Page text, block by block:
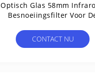
Optisch Glas 58mm
Besnoeiingsfilter Voor
Kodak
CONTACT NU